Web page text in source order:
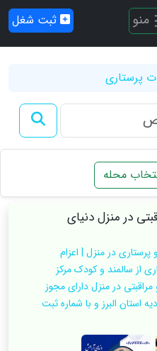
منو ثبت شغل
پرستاری
محله
در منزل دنیای
پرستاری در منزل | اعزام
از سالمند و کودک مرکز
در منزل دارای مجوز
استان البرز و با شماره ثبت